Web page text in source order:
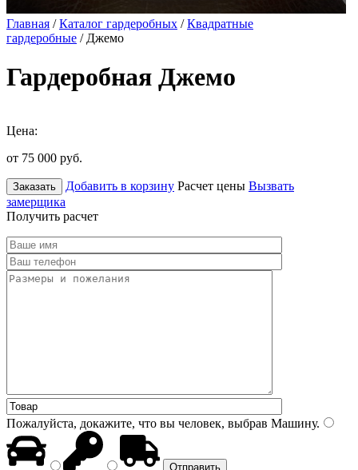
Главная /Каталог гардеробных /Квадратные
гардеробные / Джемо
Гардеробная Джемо
Цена:
от 75 000 руб.
Заказать Добавить в корзину Расчет цены Вызвать
замерщика
Получить расчет
Пожалуйста, докажите, что вы человек, выбрав Машину.